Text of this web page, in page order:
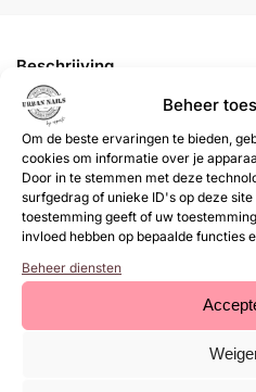
Beheer
Om de beste ervaringen te bieden,
cookies om informatie over je
Door in te stemmen met deze
surfgedrag of unieke ID's op deze
toestemming geeft of uw
invloed hebben op bepaalde functies
Beheer diensten
Beschrijving
Aanvullende informatie
Fiber gelis een gelproduct om
Door kleine glasvezeldeeltjes in
een acrylnagel benaderd met
extra stevigheid zorgt ervoor dat
waardoor deze makkelijk aan te
minder fragiel is, is deze gel ook
geschikt voor een verdere